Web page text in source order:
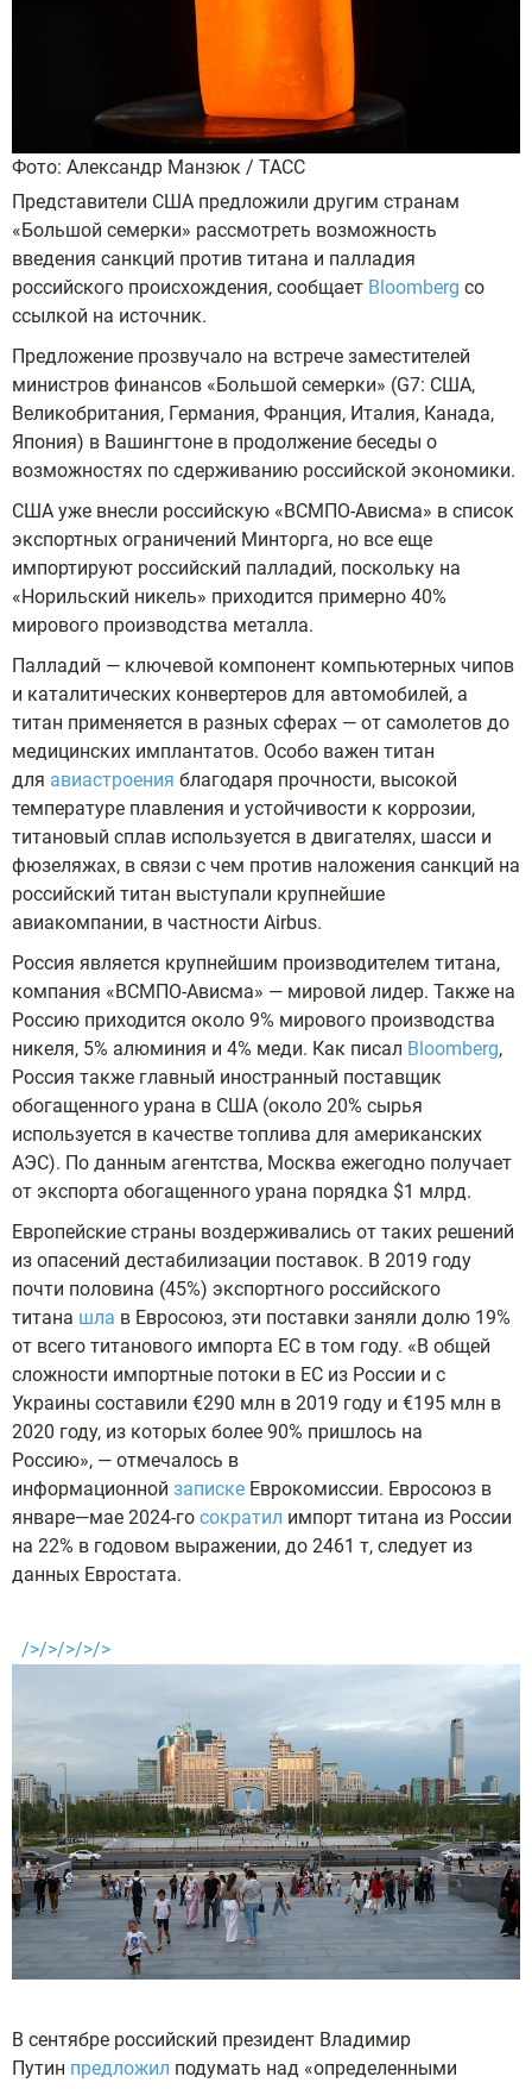
Фото: Александр Манзюк / ТАСС
Представители США предложили другим странам
«Большой семерки» рассмотреть возможность
введения санкций против титана и палладия
российского происхождения, сообщает Bloomberg со
ссылкой на источник.
Предложение прозвучало на встрече заместителей
министров финансов «Большой семерки» (G7: США,
Великобритания, Германия, Франция, Италия, Канада,
Япония) в Вашингтоне в продолжение беседы о
возможностях по сдерживанию российской экономики.
США уже внесли российскую «ВСМПО-Ависма» в список
экспортных ограничений Минторга, но все еще
импортируют российский палладий, поскольку на
«Норильский никель» приходится примерно 40%
мирового производства металла.
Палладий — ключевой компонент компьютерных чипов
и каталитических конвертеров для автомобилей, а
титан применяется в разных сферах — от самолетов до
медицинских имплантатов. Особо важен титан
для авиастроения благодаря прочности, высокой
температуре плавления и устойчивости к коррозии,
титановый сплав используется в двигателях, шасси и
фюзеляжах, в связи с чем против наложения санкций на
российский титан выступали крупнейшие
авиакомпании, в частности Airbus.
Россия является крупнейшим производителем титана,
компания «ВСМПО-Ависма» — мировой лидер. Также на
Россию приходится около 9% мирового производства
никеля, 5% алюминия и 4% меди. Как писал Bloomberg,
Россия также главный иностранный поставщик
обогащенного урана в США (около 20% сырья
используется в качестве топлива для американских
АЭС). По данным агентства, Москва ежегодно получает
от экспорта обогащенного урана порядка $1 млрд.
Европейские страны воздерживались от таких решений
из опасений дестабилизации поставок. В 2019 году
почти половина (45%) экспортного российского
титана шла в Евросоюз, эти поставки заняли долю 19%
от всего титанового импорта ЕС в том году. «В общей
сложности импортные потоки в ЕС из России и с
Украины составили €290 млн в 2019 году и €195 млн в
2020 году, из которых более 90% пришлось на
Россию», — отмечалось в
информационной записке Еврокомиссии. Евросоюз в
январе—мае 2024-го сократил импорт титана из России
на 22% в годовом выражении, до 2461 т, следует из
данных Евростата.
/>/>/>/>/>
В сентябре российский президент Владимир
Путин предложил подумать над «определенными